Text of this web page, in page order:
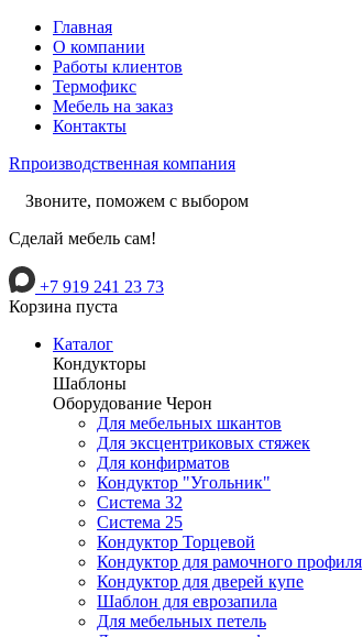
Главная
О компании
Работы клиентов
Термофикс
Мебель на заказ
Контакты
Rпроизводственная компания
Звоните, поможем с выбором
Сделай мебель сам!
+7 919 241 23 73
Корзина пуста
Каталог
Кондукторы
Шаблоны
Оборудование Черон
Для мебельных шкантов
Для эксцентриковых стяжек
Для конфирматов
Кондуктор "Угольник"
Система 32
Система 25
Кондуктор Торцевой
Кондуктор для рамочного профиля
Кондуктор для дверей купе
Шаблон для еврозапила
Для мебельных петель